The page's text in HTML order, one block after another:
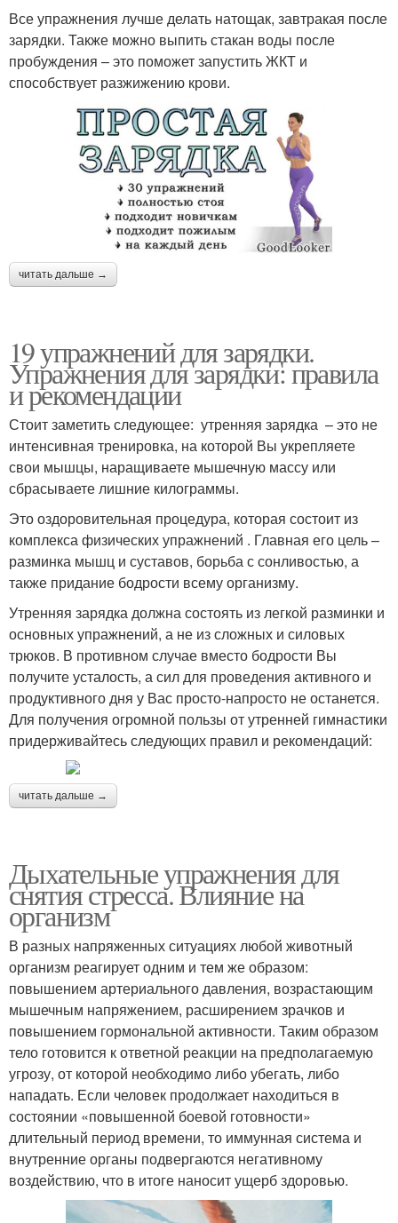
Все упражнения лучше делать натощак, завтракая после
зарядки. Также можно выпить стакан воды после
пробуждения – это поможет запустить ЖКТ и
способствует разжижению крови.
читать дальше →
19 упражнений для зарядки.
Упражнения для зарядки: правила
и рекомендации
Стоит заметить следующее: утренняя зарядка – это не
интенсивная тренировка, на которой Вы укрепляете
свои мышцы, наращиваете мышечную массу или
сбрасываете лишние килограммы.
Это оздоровительная процедура, которая состоит из
комплекса физических упражнений . Главная его цель –
разминка мышц и суставов, борьба с сонливостью, а
также придание бодрости всему организму.
Утренняя зарядка должна состоять из легкой разминки и
основных упражнений, а не из сложных и силовых
трюков. В противном случае вместо бодрости Вы
получите усталость, а сил для проведения активного и
продуктивного дня у Вас просто-напросто не останется.
Для получения огромной пользы от утренней гимнастики
придерживайтесь следующих правил и рекомендаций:
читать дальше →
Дыхательные упражнения для
снятия стресса. Влияние на
организм
В разных напряженных ситуациях любой животный
организм реагирует одним и тем же образом:
повышением артериального давления, возрастающим
мышечным напряжением, расширением зрачков и
повышением гормональной активности. Таким образом
тело готовится к ответной реакции на предполагаемую
угрозу, от которой необходимо либо убегать, либо
нападать. Если человек продолжает находиться в
состоянии «повышенной боевой готовности»
длительный период времени, то иммунная система и
внутренние органы подвергаются негативному
воздействию, что в итоге наносит ущерб здоровью.